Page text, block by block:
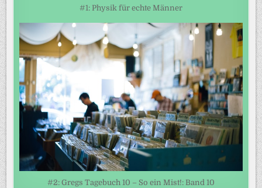
#1: Physik für echte Männer
#2: Gregs Tagebuch 10 – So ein Mist!: Band 10